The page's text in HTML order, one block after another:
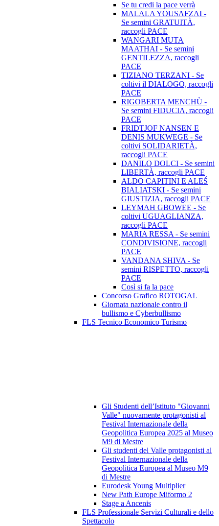
Se tu credi la pace verrà
MALALA YOUSAFZAI -
Se semini GRATUITÀ,
raccogli PACE
WANGARI MUTA
MAATHAI - Se semini
GENTILEZZA, raccogli
PACE
TIZIANO TERZANI - Se
coltivi il DIALOGO, raccogli
PACE
RIGOBERTA MENCHÙ -
Se semini FIDUCIA, raccogli
PACE
FRIDTJOF NANSEN E
DENIS MUKWEGE - Se
coltivi SOLIDARIETÀ,
raccogli PACE
DANILO DOLCI - Se semini
LIBERTÀ, raccogli PACE
ALDO CAPITINI E ALEŚ
BIALIATSKI - Se semini
GIUSTIZIA, raccogli PACE
LEYMAH GBOWEE - Se
coltivi UGUAGLIANZA,
raccogli PACE
MARIA RESSA - Se semini
CONDIVISIONE, raccogli
PACE
VANDANA SHIVA - Se
semini RISPETTO, raccogli
PACE
Così si fa la pace
Concorso Grafico ROTOGAL
Giornata nazionale contro il
bullismo e Cyberbullismo
FLS Tecnico Economico Turismo
Gli Studenti dell’Istituto "Giovanni
Valle" nuovamente protagonisti al
Festival Internazionale della
Geopolitica Europea 2025 al Museo
M9 di Mestre
Gli studenti del Valle protagonisti al
Festival Internazionale della
Geopolitica Europea al Museo M9
di Mestre
Eurodesk Young Multiplier
New Path Europe Miformo 2
Stage a Ancenis
FLS Professionale Servizi Culturali e dello
Spettacolo